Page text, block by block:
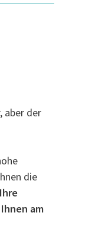
aber der
die
Ihre
am